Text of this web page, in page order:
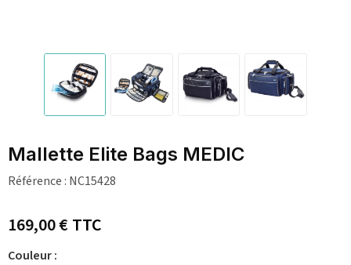
Mallette Elite Bags MEDIC
Référence : NC15428
169,00 €TTC
Couleur :